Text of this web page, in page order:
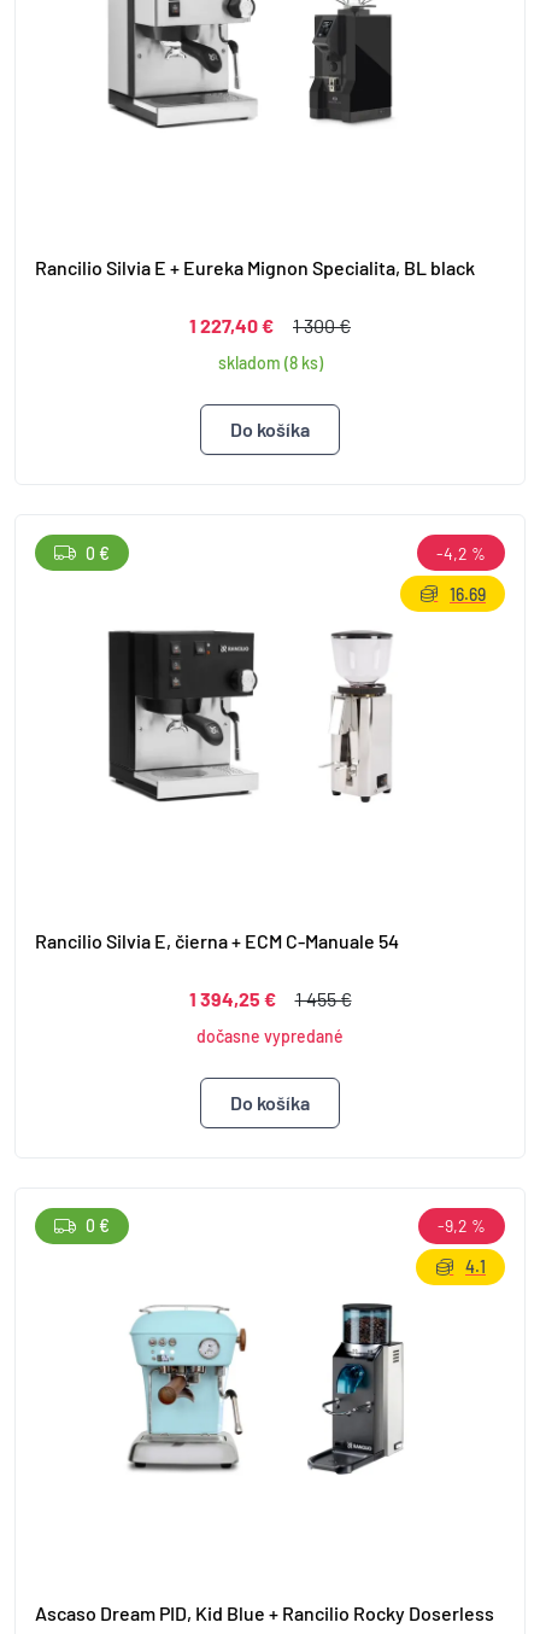
Rancilio Silvia E + Eureka Mignon Specialita, BL black
1 227,40 € 1 300 €
skladom (8 ks)
Rancilio Silvia E, čierna + ECM C-Manuale 54
1 394,25 € 1 455 €
dočasne vypredané
0 €
-4,2 %
16.69
Ascaso Dream PID, Kid Blue + Rancilio Rocky Doserless
0 €
-9,2 %
4.1